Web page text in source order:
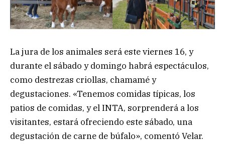
La jura de los animales será este viernes 16, y
durante el sábado y domingo habrá espectáculos,
como destrezas criollas, chamamé y
degustaciones. «Tenemos comidas típicas, los
patios de comidas, y el INTA, sorprenderá a los
visitantes, estará ofreciendo este sábado, una
degustación de carne de búfalo», comentó Velar.